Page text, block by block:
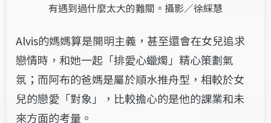
有遇到過什麼太大的難關。攝影／徐綵慧
Alvis的媽媽算是開明主義，甚至還會在女兒追求
戀情時，和她一起「排愛心蠟燭」精心策劃氣
氛；而阿布的爸媽是屬於順水推舟型，相較於女
兒的戀愛「對象」，比較擔心的是他的課業和未
來方面的考量。